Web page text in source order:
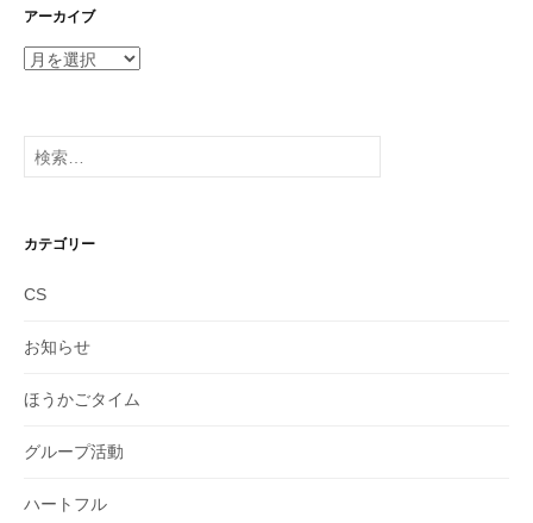
アーカイブ
ア
イ
ブ
検
索:
カテゴリー
CS
お知らせ
ほうかごタイム
グループ活動
ハートフル